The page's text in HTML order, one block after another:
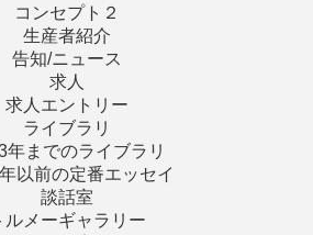
コンセプト２
生産者紹介
告知/ニュース
求人
求人エントリー
ライブラリ
年までのライブラリ
以前の定番エッセイ
談話室
ルメーギャラリー